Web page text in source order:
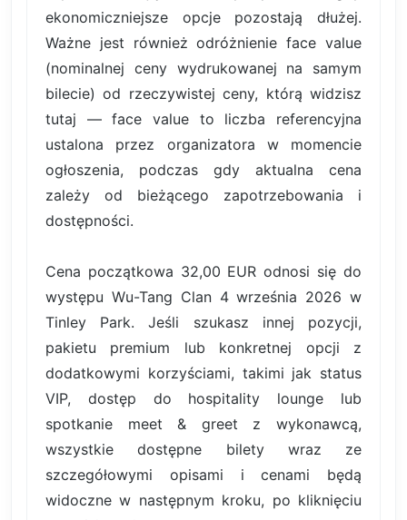
ekonomiczniejsze opcje pozostają dłużej.
Ważne jest również odróżnienie face value
(nominalnej ceny wydrukowanej na samym
bilecie) od rzeczywistej ceny, którą widzisz
tutaj — face value to liczba referencyjna
ustalona przez organizatora w momencie
ogłoszenia, podczas gdy aktualna cena
zależy od bieżącego zapotrzebowania i
dostępności.
Cena początkowa 32,00 EUR odnosi się do
występu Wu-Tang Clan 4 września 2026 w
Tinley Park. Jeśli szukasz innej pozycji,
pakietu premium lub konkretnej opcji z
dodatkowymi korzyściami, takimi jak status
VIP, dostęp do hospitality lounge lub
spotkanie meet & greet z wykonawcą,
wszystkie dostępne bilety wraz ze
szczegółowymi opisami i cenami będą
widoczne w następnym kroku, po kliknięciu